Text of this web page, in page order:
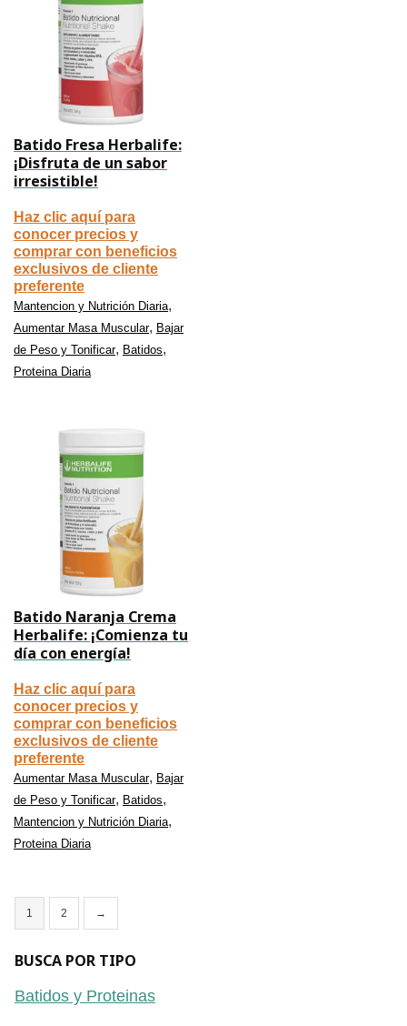
Batido Fresa Herbalife:
¡Disfruta de un sabor
irresistible!
Haz clic aquí para
conocer precios y
comprar con beneficios
exclusivos de cliente
preferente
Mantencion y Nutrición Diaria,
Aumentar Masa Muscular, Bajar
de Peso y Tonificar, Batidos,
Proteina Diaria
Batido Naranja Crema
Herbalife: ¡Comienza tu
día con energía!
Haz clic aquí para
conocer precios y
comprar con beneficios
exclusivos de cliente
preferente
Aumentar Masa Muscular, Bajar
de Peso y Tonificar, Batidos,
Mantencion y Nutrición Diaria,
Proteina Diaria
1 2 →
BUSCA POR TIPO
Batidos y Proteinas